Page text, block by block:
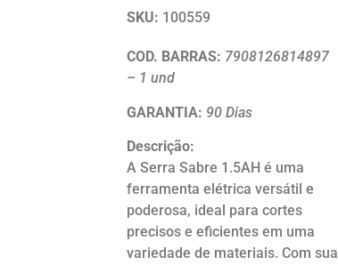
SKU: 100559
COD. BARRAS: 7908126814897
– 1 und
GARANTIA: 90 Dias
Descrição:
A Serra Sabre 1.5AH é uma
ferramenta elétrica versátil e
poderosa, ideal para cortes
precisos e eficientes em uma
variedade de materiais. Com sua